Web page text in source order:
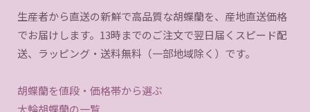
生産者から直送の新鮮で高品質な胡蝶蘭を、産地直送価格
でお届けします。13時までのご注文で翌日届くスピード配
送、ラッピング・送料無料（一部地域除く）です。
胡蝶蘭を値段・価格帯から選ぶ
大輪胡蝶蘭の一覧